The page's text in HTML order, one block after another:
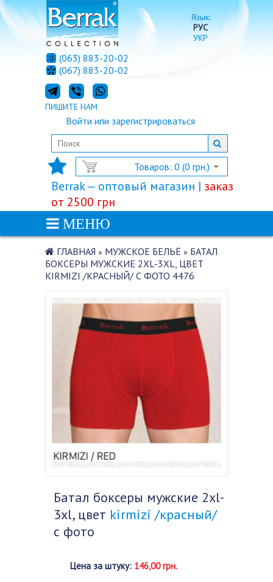
Язык:
РУС
УКР
Товаров: 0 (0 грн.)
Войти или зарегистрироваться
(063) 883-20-02
(067) 883-20-02
ПИШИТЕ НАМ
Berrak — оптовый магазин | заказ
от 2500 грн
МЕНЮ
ГЛАВНАЯ » МУЖСКОЕ БЕЛЬЁ » БАТАЛ
БОКСЕРЫ МУЖСКИЕ 2XL-3XL, ЦВЕТ
KIRMIZI /КРАСНЫЙ/ С ФОТО 4476
Батал боксеры мужские 2xl-
3xl, цвет kirmizi /красный/
с фото
Цена за штуку: 146,00 грн.